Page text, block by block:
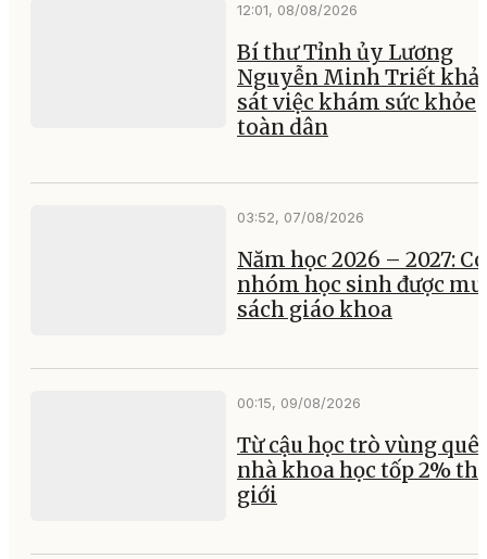
12:01, 08/08/2026
Bí thư Tỉnh ủy Lương
Nguyễn Minh Triết
sát việc khám sức khỏe
toàn dân
03:52, 07/08/2026
Năm học 2026 – 2027:
nhóm học sinh được
sách giáo khoa
00:15, 09/08/2026
Từ cậu học trò vùng quê
nhà khoa học tốp 2%
giới